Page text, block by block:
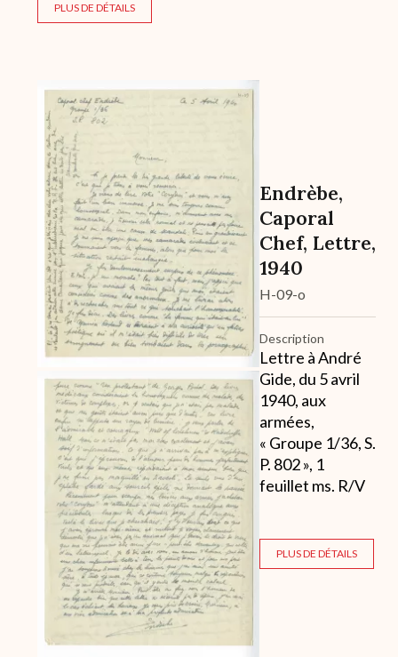
PLUS DE DÉTAILS
Archive
Endrèbe,
Caporal
Chef, Lettre,
1940
H-09-o
Description
Lettre à André
Gide, du 5 avril
1940, aux
armées,
« Groupe 1/36, S.
P. 802 », 1
feuillet ms. R/V
PLUS DE DÉTAILS